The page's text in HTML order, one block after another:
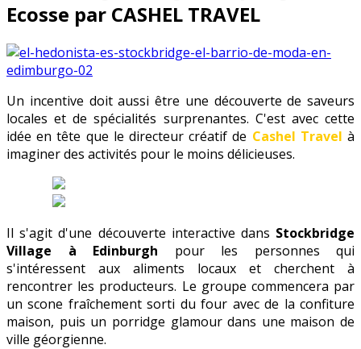
Ecosse par CASHEL TRAVEL
Un incentive doit aussi être une découverte de saveurs
locales et de spécialités surprenantes. C'est avec cette
idée en tête que le directeur créatif de Cashel Travel à
imaginer des activités pour le moins délicieuses.
Il s'agit d'une découverte interactive dans Stockbridge
Village à Edinburgh pour les personnes qui
s'intéressent aux aliments locaux et cherchent à
rencontrer les producteurs. Le groupe commencera par
un scone fraîchement sorti du four avec de la confiture
maison, puis un porridge glamour dans une maison de
ville géorgienne.